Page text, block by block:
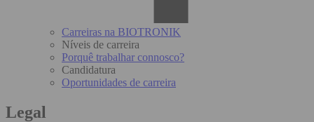
Carreiras na BIOTRONIK
Níveis de carreira
Porquê trabalhar connosco?
Candidatura
Oportunidades de carreira
Legal